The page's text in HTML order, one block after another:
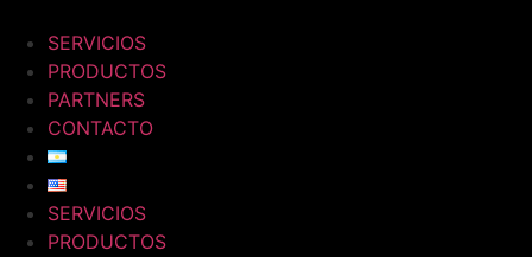
contenido
SERVICIOS
PRODUCTOS
PARTNERS
CONTACTO
SERVICIOS
PRODUCTOS